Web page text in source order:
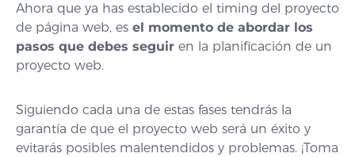
Ahora que ya has establecido el timing del proyecto
de página web, es el momento de abordar los
pasos que debes seguir en la planificación de un
proyecto web.
Siguiendo cada una de estas fases tendrás la
garantía de que el proyecto web será un éxito y
evitarás posibles malentendidos y problemas. ¡Toma